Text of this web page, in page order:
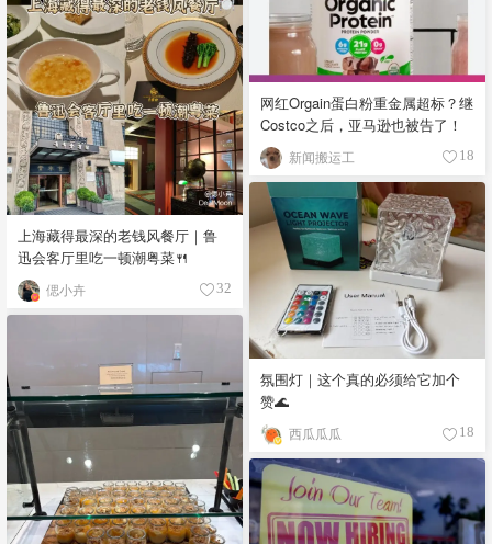
网红Orgain蛋白粉重金属超标？继
Costco之后，亚马逊也被告了！
新闻搬运工 18
上海藏得最深的老钱风餐厅｜鲁
迅会客厅里吃一顿潮粤菜🍴
偲小卉 32
氛围灯｜这个真的必须给它加个
赞🌊
西瓜瓜瓜 18